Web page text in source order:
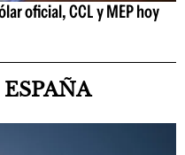
oficial, CCL y MEP hoy